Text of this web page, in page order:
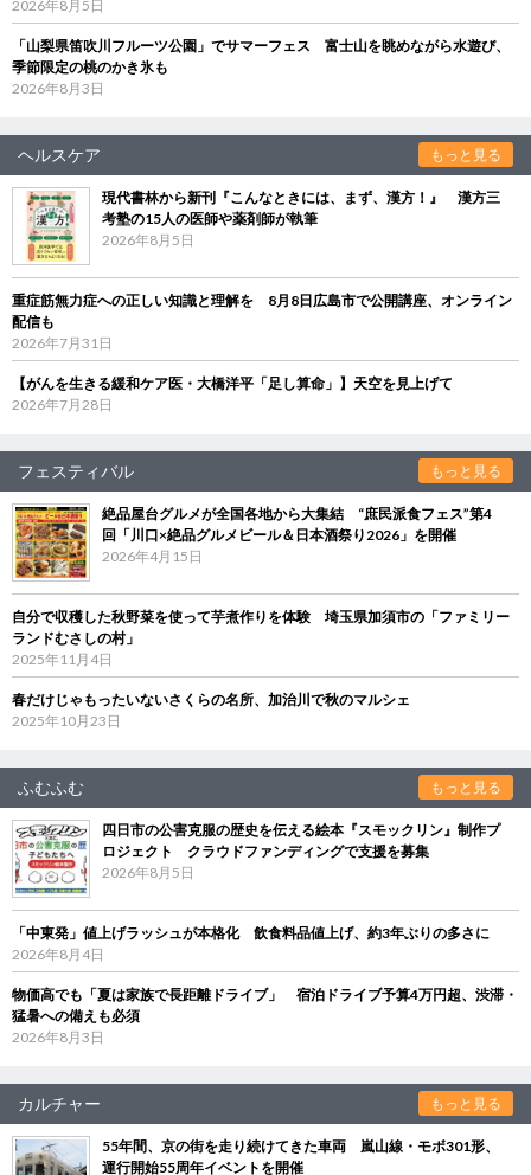
2026年8月5日
「山梨県笛吹川フルーツ公園」でサマーフェス 富士山を眺めながら水遊び、
季節限定の桃のかき氷も
2026年8月3日
ヘルスケア もっと見る
現代書林から新刊『こんなときには、まず、漢方！』 漢方三
考塾の15人の医師や薬剤師が執筆
2026年8月5日
重症筋無力症への正しい知識と理解を 8月8日広島市で公開講座、オンライン
配信も
2026年7月31日
【がんを生きる緩和ケア医・大橋洋平「足し算命」】天空を見上げて
2026年7月28日
フェスティバル もっと見る
絶品屋台グルメが全国各地から大集結 “庶民派食フェス”第4
回「川口×絶品グルメビール＆日本酒祭り2026」を開催
2026年4月15日
自分で収穫した秋野菜を使って芋煮作りを体験 埼玉県加須市の「ファミリー
ランドむさしの村」
2025年11月4日
春だけじゃもったいないさくらの名所、加治川で秋のマルシェ
2025年10月23日
ふむふむ もっと見る
四日市の公害克服の歴史を伝える絵本『スモックリン』制作プ
ロジェクト クラウドファンディングで支援を募集
2026年8月5日
「中東発」値上げラッシュが本格化 飲食料品値上げ、約3年ぶりの多さに
2026年8月4日
物価高でも「夏は家族で長距離ドライブ」 宿泊ドライブ予算4万円超、渋滞・
猛暑への備えも必須
2026年8月3日
カルチャー もっと見る
55年間、京の街を走り続けてきた車両 嵐山線・モボ301形、
運行開始55周年イベントを開催